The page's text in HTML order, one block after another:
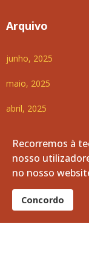
Arquivo
junho, 2025
maio, 2025
abril, 2025
fevereiro, 2025
dezembro, 2024
Recorremos à
nosso
no nosso
Concordo